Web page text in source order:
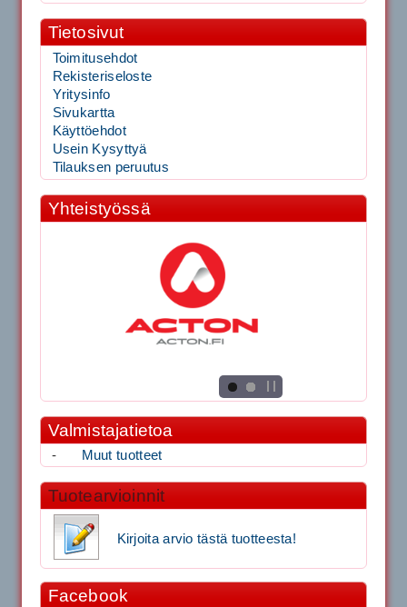
Tietosivut
Toimitusehdot
Rekisteriseloste
Yritysinfo
Sivukartta
Käyttöehdot
Usein Kysyttyä
Tilauksen peruutus
Yhteistyössä
Valmistajatietoa
- Muut tuotteet
Tuotearvioinnit
Kirjoita arvio tästä tuotteesta!
Facebook